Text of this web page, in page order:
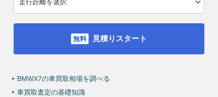
見積りスタート
BMWX7の車買取相場を調べる
車買取査定の基礎知識